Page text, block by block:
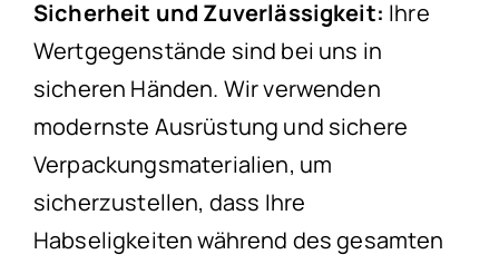
Sicherheit und Zuverlässigkeit: Ihre
Wertgegenstände sind bei uns in
sicheren Händen. Wir verwenden
modernste Ausrüstung und sichere
Verpackungsmaterialien, um
sicherzustellen, dass Ihre
Habseligkeiten während des gesamten